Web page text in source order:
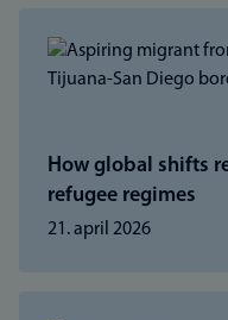
How global shifts
refugee regimes
21. april 2026